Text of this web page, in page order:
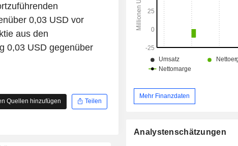
0,03 USD vor
aus den
0,03 USD gegenüber
Quellen hinzufügen Teilen
Mehr Finanzdaten
Analystenschätzungen